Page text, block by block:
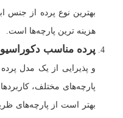
بهترین نوع پرده از جنس
هزینه ترین پارچه‌ها است.
پرده مناسب
و پذیرایی از یک مدل پرده
پارچه‌های مختلف،
بهتر است از پارچه‌های